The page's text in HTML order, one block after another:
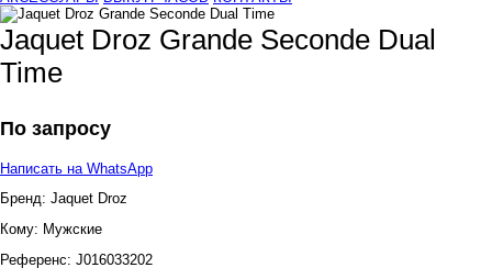
Jaquet Droz Grande Seconde Dual
Time
По запросу
Написать на WhatsApp
Бренд: Jaquet Droz
Кому: Мужские
Референс: J016033202